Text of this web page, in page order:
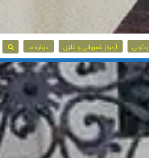
آردواز شیروانی و فلزی درباره ما